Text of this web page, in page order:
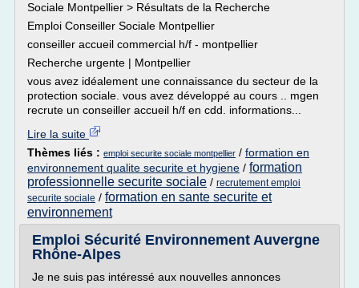
Sociale Montpellier > Résultats de la Recherche
Emploi Conseiller Sociale Montpellier
conseiller accueil commercial h/f - montpellier
Recherche urgente | Montpellier
vous avez idéalement une connaissance du secteur de la
protection sociale. vous avez développé au cours .. mgen
recrute un conseiller accueil h/f en cdd. informations...
Lire la suite
Thèmes liés : emploi securite sociale montpellier / formation en
environnement qualite securite et hygiene / formation
professionnelle securite sociale / recrutement emploi
securite sociale / formation en sante securite et
environnement
Emploi Sécurité Environnement Auvergne
Rhône-Alpes
Je ne suis pas intéressé aux nouvelles annonces